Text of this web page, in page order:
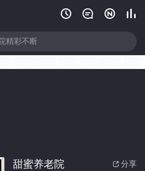
   
 分享
甜蜜养老院